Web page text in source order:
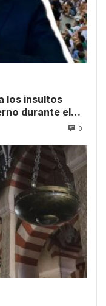
los insultos
durante el
0